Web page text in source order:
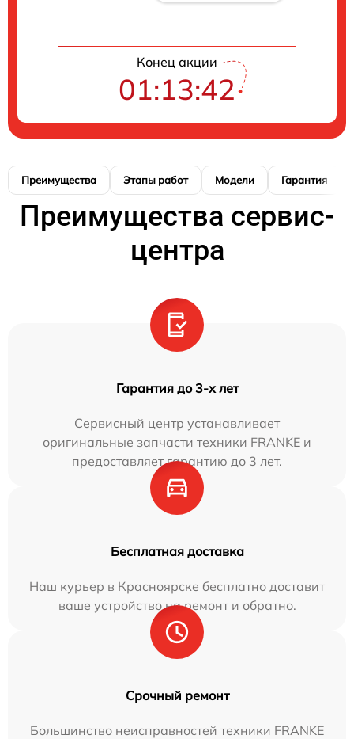
Конец акции
01:13:41
Преимущества Этапы работ Модели Гарантия
Преимущества сервис-
центра
Гарантия до 3-х лет
Сервисный центр устанавливает
оригинальные запчасти техники FRANKE и
предоставляет гарантию до 3 лет.
Бесплатная доставка
Наш курьер в Красноярске бесплатно доставит
ваше устройство на ремонт и обратно.
Срочный ремонт
Большинство неисправностей техники FRANKE